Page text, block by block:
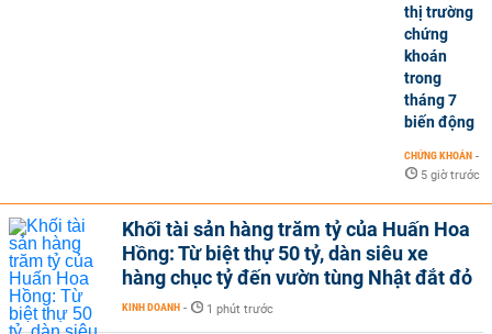
thị trường
chứng
khoán
trong
tháng 7
biến động
CHỨNG KHOÁN -
5 giờ trước
Khối tài sản hàng trăm tỷ của Huấn Hoa
Hồng: Từ biệt thự 50 tỷ, dàn siêu xe
hàng chục tỷ đến vườn tùng Nhật đắt đỏ
KINH DOANH - 1 phút trước